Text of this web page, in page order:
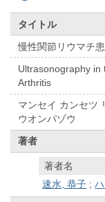
タイトル
慢性関節リウマチ
Ultrasonography in
Arthritis
マンセイ カンセツ
ウオンパゾウ
著者
著者名
速水, 恭子 ;